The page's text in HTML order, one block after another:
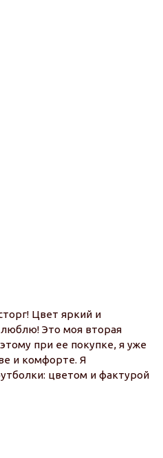
Цвет яркий и
Это моя вторая
при ее покупке, я уже
и комфорте. Я
цветом и фактурой